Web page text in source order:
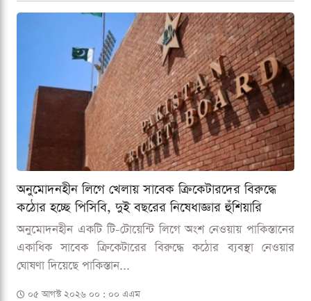
অনুমোদনহীন লিগে খেলায় সাবেক ক্রিকেটারদের বিরুদ্ধে
কঠোর হচ্ছে পিসিবি, দুই বছরের নিষেধাজ্ঞার হুঁশিয়ারি
অনুমোদনহীন একটি টি-টোয়েন্টি লিগে অংশ নেওয়ায় পাকিস্তানের
একাধিক সাবেক ক্রিকেটারের বিরুদ্ধে কঠোর ব্যবস্থা নেওয়ার
ঘোষণা দিয়েছে পাকিস্তান...
০৫ আগস্ট ২০২৬ ০০ : ০০ এএম